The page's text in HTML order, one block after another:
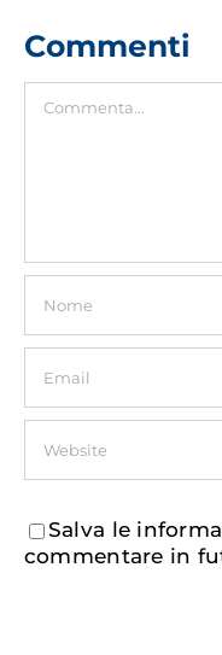
Commenti
Salva le
commentare in